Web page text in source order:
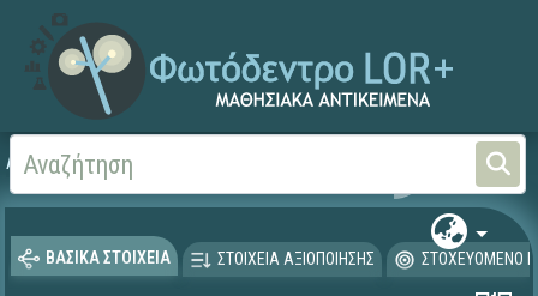
Αρχική
ΒΑΣΙΚΑ ΣΤΟΙΧΕΙΑ ΣΤΟΙΧΕΙΑ ΑΞΙΟΠΟΙΗΣΗΣ ΣΤΟΧΕΥΟΜΕΝΟ